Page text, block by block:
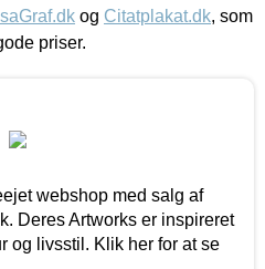
og Citatplakat.dk, som
priser.
webshop med salg af
Deres Artworks er inspireret
og livsstil. Klik her for at se